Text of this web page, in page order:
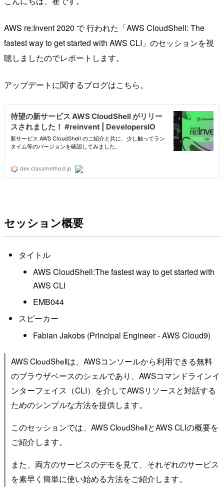
AWS re:Invent 2020 で 行われた「AWS CloudShell: The
fastest way to get started with AWS CLI」のセッションを視
聴しましたのでレポートします。
アップデートに関するブログはこちら。
セッション概要
タイトル
AWS CloudShell:The fastest way to get started with
AWS CLI
EMB044
スピーカー
Fabian Jakobs (Principal Engineer - AWS Cloud9)
AWS CloudShellは、AWSコンソールから利用できる無料
のブラウザベースのシェルであり、AWSコマンドラインイ
ンターフェイス（CLI）を介してAWSリソースと対話する
ためのシンプルな方法を提供します。
このセッションでは、AWS CloudShellとAWS CLIの概要を
ご紹介します。
また、両方のサービスのデモを見て、それぞれのサービス
を素早く簡単に使い始める方法をご紹介します。